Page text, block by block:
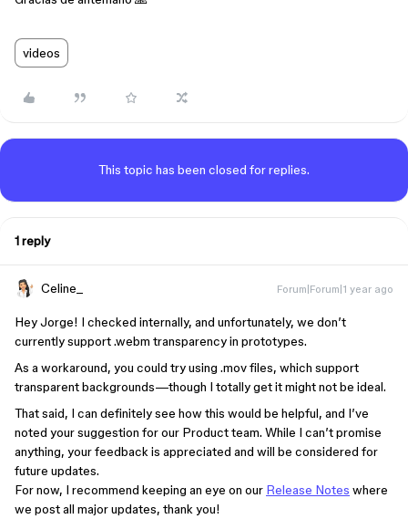
videos
This topic has been closed for replies.
1 reply
Celine_ Forum|Forum|1 year ago
Hey Jorge! I checked internally, and unfortunately, we don’t
currently support .webm transparency in prototypes.
As a workaround, you could try using .mov files, which support
transparent backgrounds—though I totally get it might not be ideal.
That said, I can definitely see how this would be helpful, and I’ve
noted your suggestion for our Product team. While I can’t promise
anything, your feedback is appreciated and will be considered for
future updates.
For now, I recommend keeping an eye on our Release Notes where
we post all major updates, thank you!